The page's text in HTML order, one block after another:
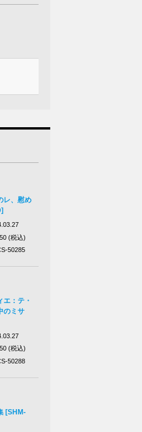
レ、慰め
(税込)
50285
エ：テ・
のミサ
(税込)
50288
[SHM-